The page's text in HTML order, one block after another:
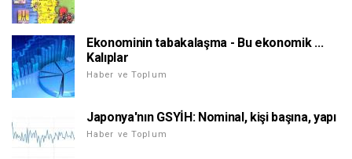
Ekonominin tabakalaşma - Bu ekonomik ...
Kalıplar
Haber ve Toplum
Japonya'nın GSYİH: Nominal, kişi başına, yapı
Haber ve Toplum